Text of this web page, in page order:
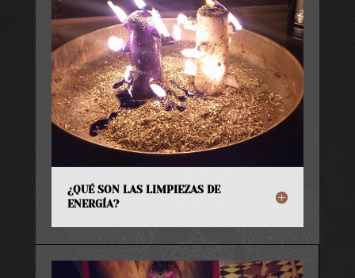
¿QUÉ SON LAS LIMPIEZAS DE
ENERGÍA?